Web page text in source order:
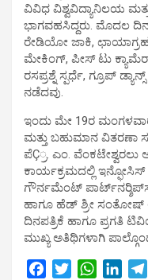
ವಿವಿಧ ವಿಶ್ವವಿದ್ಯಾನಿಲಯ
ಭಾಗವಹಸಿದ್ದರು. ಮೊದಲ
ರೇಡಿಯೋ ಜಾಕಿ,
ಮೇಕಿಂಗ್, ಪೀಸ್ ಟು
ರಸಪ್ರಶ್ನೆ ಸ್ಪರ್ಧೆ, ಗ್ರೂಪ್
ನಡೆದವು.
ಇಂದು ಮೇ 19ರ
ಮತ್ತು ಬಹುಮಾನ ವಿತರಣಾ
ಪೆÇ್ರ. ಎಂ.
ಕಾರ್ಯಕ್ರಮದಲ್ಲಿ
ಗೌರ್ನಮೆಂಟ್
ಹಾಗೂ ಹೆಡ್ ಶ್ರೀ ಸಂತೋಷ್
ದಿನಪತ್ರಿಕೆ ಹಾಗೂ ಪ್ರಗತಿ
ಮುಖ್ಯ ಅತಿಥಿಗಳಾಗಿ
W